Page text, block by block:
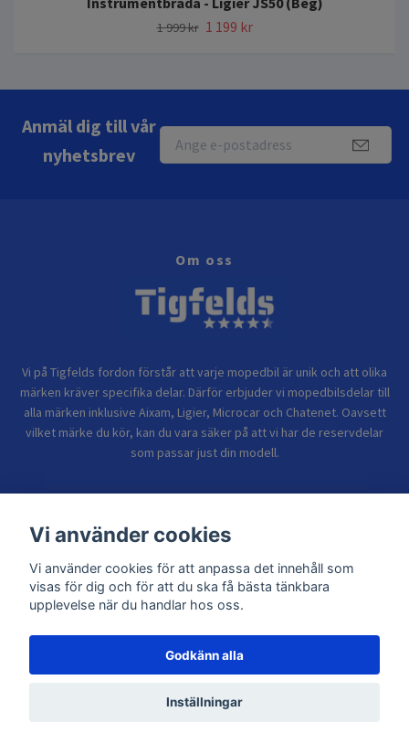
1 999 kr 1 199 kr
Anmäl dig till vår
nyhetsbrev
Om oss
Vi på Tigfelds fordon förstår att varje mopedbil är unik och att olika
märken kräver specifika delar. Därför erbjuder vi mopedbilsdelar till
alla märken inklusive Aixam, Ligier, Microcar och Chatenet. Oavsett
vilket märke du kör, kan du vara säker på att vi har de reservdelar
som passar just din modell.
Sidor
© 2026 TIGFELDS FORDON
Vi använder cookies
Vi använder cookies för att anpassa det innehåll som
visas för dig och för att du ska få bästa tänkbara
upplevelse när du handlar hos oss.
Godkänn alla
Inställningar